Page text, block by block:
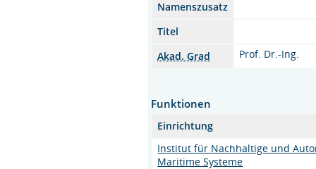
Namenszusatz
Titel
Akad. Grad
Prof. Dr.-Ing.
Funktionen
Einrichtung
Institut für Nachhaltige und
Maritime Systeme